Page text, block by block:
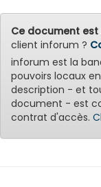
Ce document
client inforum ?
inforum est la
pouvoirs locaux
description - et
document - est
contrat d'accès.